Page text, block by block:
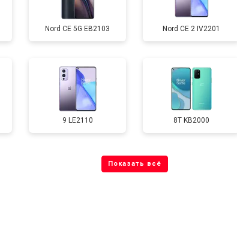
от 60 мин
от 60 мин
Nord CE 5G EB2103 Nord CE 2 IV2201
9 LE2110 8T KB2000